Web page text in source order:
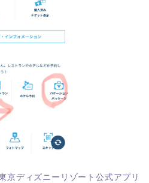
京ディズニーリゾート公式アプリ